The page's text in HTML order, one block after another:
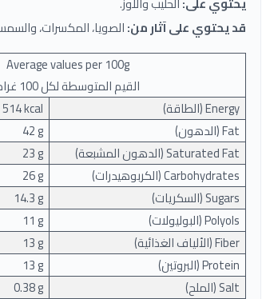
قد يحتوي على آثار من:الصويا، المكسرات،
Average values ​​per100g
القيم المتوسطة لكل 100 غرام
Energy ( الطاقة)
kcal
Fat ( الدهون)
42 g
Saturated Fat ( الدهون المشبعة)
23 g
Carbohydrates ( الكربوهيدرات)
26 g
Sugars ( السكريات)
14.3 g
Polyols ( البوليولات)
11 g
Fiber ( الألياف الغذائية)
13 g
Protein ( البروتين)
13 g
Salt ( الملح)
0.38 g